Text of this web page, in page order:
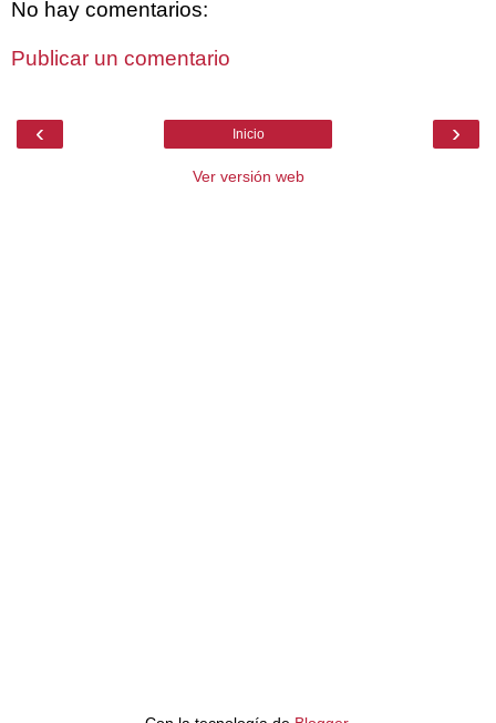
No hay comentarios:
Publicar un comentario
‹ ›
Inicio
Ver versión web